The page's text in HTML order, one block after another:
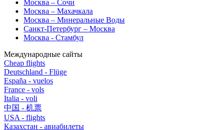
Москва – Сочи
Москва – Махачкала
Москва – Минеральные Воды
Санкт-Петербург – Москва
Москва - Стамбул
Международные сайты
Cheap flights
Deutschland - Flüge
España - vuelos
France - vols
Italia - voli
中国 - 机票
USA - flights
Казахстан - авиабилеты